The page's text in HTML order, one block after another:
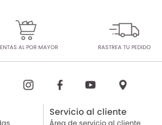
AL POR MAYOR RASTREA TU PEDIDO
Servicio al cliente